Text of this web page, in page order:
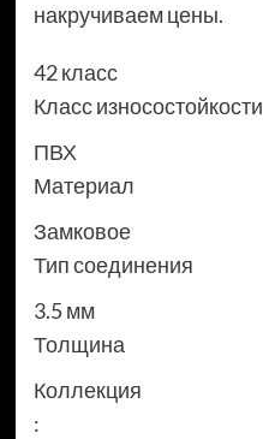
накручиваем цены.
42 класс
Класс износостойкости
ПВХ
Материал
Замковое
Тип соединения
3.5 мм
Толщина
Коллекция
: